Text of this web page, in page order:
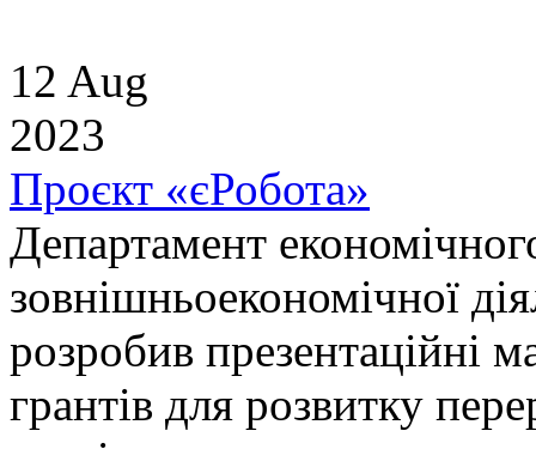
12 Aug
2023
Проєкт «єРобота»
Департамент
зовнішньоекономічної
розробив презентаційні
грантів для розвитку